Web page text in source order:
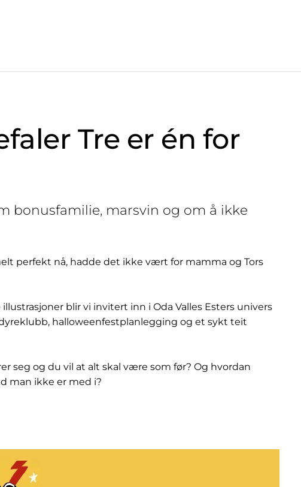
Tre er én for
bonusfamilie, marsvin og om å ikke
perfekt nå, hadde det ikke vært for mamma og Tors
blir vi invitert inn i Oda Valles Esters univers
halloweenfestplanlegging og et sykt teit
seg og du vil at alt skal være som før? Og hvordan
man ikke er med i?